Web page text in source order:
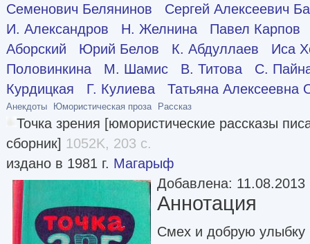
Семенович Белянинов
Сергей Алексеевич
И. Александров
Н. Желнина
Павел Карпов
Аборский
Юрий Белов К. Абдуллаев
Иса
Половинкина
М. Шамис В. Титова
С.
Курдицкая
Г. Кулиева Татьяна Алексеевна
Анекдоты Юмористическая проза Рассказ
Точка зрения [юмористические рассказы
сборник] 1052K, 203 с.
издано в 1981 г. Магарыф
Добавлена: 11.08.2013
Аннотация
Смех и добрую улыбку